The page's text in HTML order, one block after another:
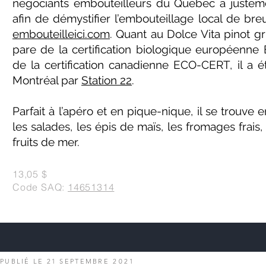
négociants embouteilleurs du Québec a
afin de démystifier l’embouteillage local de
embouteilleici.com. Quant au Dolce Vita pinot
pare de la certification biologique européenne
de la certification canadienne ECO-CERT, il a
Montréal par Station 22.
Parfait à l’apéro et en pique-nique, il se trouve
les salades, les épis de maïs, les fromages
fruits de mer.
13,05 $
Code SAQ: 14651314
PUBLIÉ LE 21 SEPTEMBRE 2021